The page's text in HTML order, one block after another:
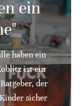
ein
haben ein
ist ein
der
sicher